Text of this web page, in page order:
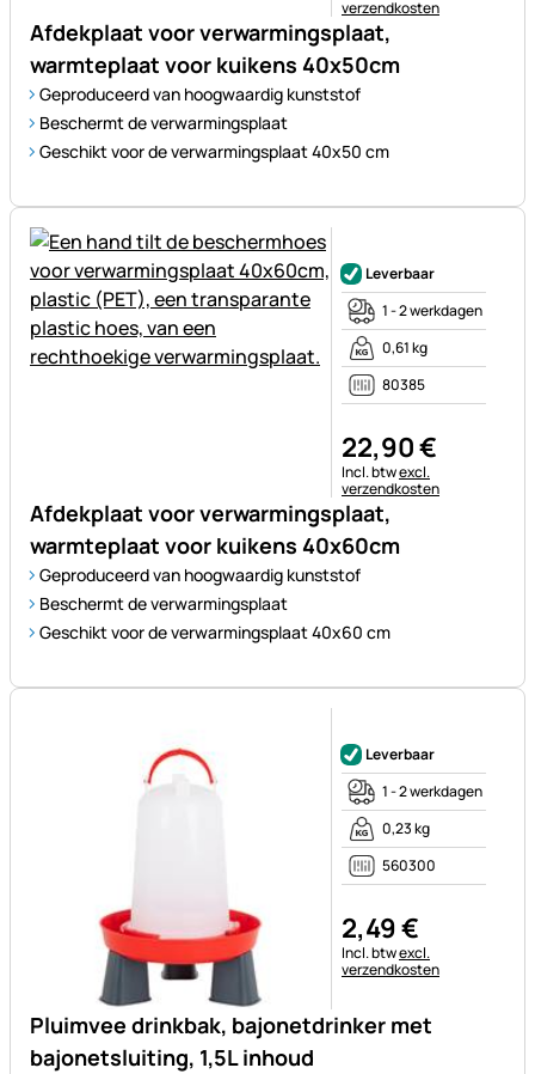
Afdekplaat voor verwarmingsplaat,
warmteplaat voor kuikens 40x50cm
Geproduceerd van hoogwaardig kunststof
Beschermt de verwarmingsplaat
Geschikt voor de verwarmingsplaat 40x50 cm
verzendkosten
Afdekplaat voor verwarmingsplaat,
warmteplaat voor kuikens 40x60cm
Geproduceerd van hoogwaardig kunststof
Beschermt de verwarmingsplaat
Geschikt voor de verwarmingsplaat 40x60 cm
Leverbaar
1 - 2 werkdagen
0,61 kg
80385
22,90€
Belastinginformatie:
Incl. btwexcl.
verzendkosten
Pluimvee drinkbak, bajonetdrinker met
bajonetsluiting, 1,5L inhoud
Leverbaar
1 - 2 werkdagen
0,23 kg
560300
2,49€
Belastinginformatie:
Incl. btwexcl.
verzendkosten